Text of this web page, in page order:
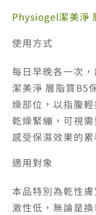
Physiogel潔美淨
使用方式
每日早晚各一次
潔美淨 層脂質B5
燥部位，以指腹
乾燥緊繃，可視
感受保濕效果的累
適用對象
本品特別為乾性
激性低，無論是